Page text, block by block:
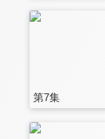
第7集